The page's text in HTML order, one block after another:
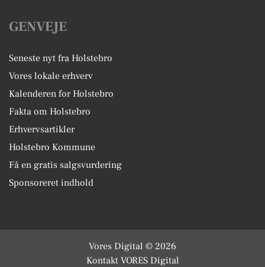
GENVEJE
Seneste nyt fra Holstebro
Vores lokale erhverv
Kalenderen for Holstebro
Fakta om Holstebro
Erhvervsartikler
Holstebro Kommune
Få en gratis salgsvurdering
Sponsoreret indhold
Vores Digital © 2026
Kontakt VORES Digital